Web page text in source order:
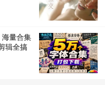
海量合集
辑全搞